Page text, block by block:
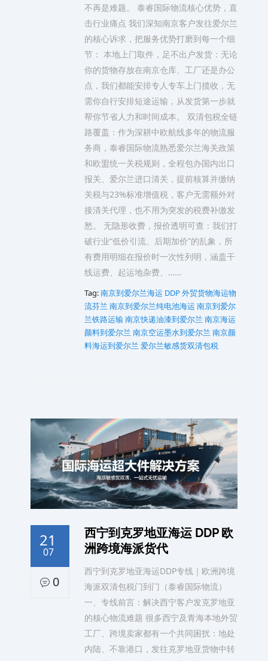
不再是难题。 泰睿国际物流核心优势，直
击行业痛点 我们深知南京客户发往爱尔兰
的核心诉求，把服务优势打磨到每一个细
节： 本地上门取件，足不出户发货：无论
你的货物存放在南京仓库、工厂还是办公
点，我们都能安排专人专车上门揽收，无
需你自行安排短途运输，从发货第一步就
帮你节省人力和时间成本。 双清包税全链
路覆盖：作为深耕中欧航线多年的物流服
务商，泰睿国际物流熟悉爱尔兰海关政策
和欧盟统一关税规则，全程包办国内出口
报关、爱尔兰进口清关，提前核算并缴纳
关税与23%标准增值税，客户无需额外对
接清关代理，也不用为突发的税费补缴发
愁。 无隐形收费，报价透明可查：我们打
破行业“低价引流、后期加价”的乱象，所
有费用明细在报价时一次性列明，涵盖干
线运费、起运地杂费、……
Tag:南京到爱尔兰海运 DDP 外贸货物海运物
流芬兰 南京到爱尔兰纯电池海运南京到爱尔
兰铁路运输南京快递油漆到爱尔兰 南京海运
颜料到爱尔兰 南京空运墨水到爱尔兰 南京颜
料海运到爱尔兰 爱尔兰敏感货双清包税
21
07
0
西宁到克罗地亚海运 DDP 欧
洲跨境海派货代
西宁到克罗地亚海运DDP专线｜欧洲跨境
海派双清包税门到门（泰睿国际物流）
一、专线前言：解决西宁客户发克罗地亚
的核心物流难题 很多西宁及青海本地外贸
工厂、跨境卖家都有一个共同困扰：地处
内陆、不靠港口，发往克罗地亚货物中转